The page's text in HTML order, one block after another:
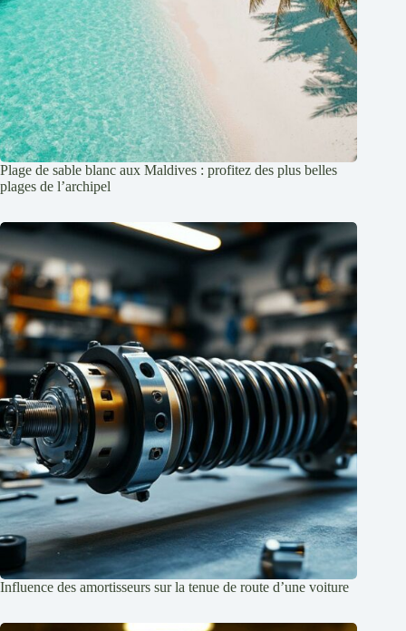
Plage de sable blanc aux Maldives : profitez des plus belles
plages de l’archipel
Influence des amortisseurs sur la tenue de route d’une voiture